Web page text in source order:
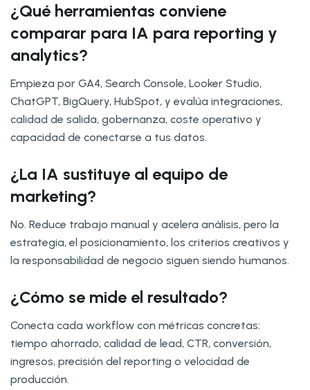
¿Qué herramientas conviene
comparar para IA para reporting y
analytics?
Empieza por GA4, Search Console, Looker Studio,
ChatGPT, BigQuery, HubSpot, y evalúa integraciones,
calidad de salida, gobernanza, coste operativo y
capacidad de conectarse a tus datos.
¿La IA sustituye al equipo de
marketing?
No. Reduce trabajo manual y acelera análisis, pero la
estrategia, el posicionamiento, los criterios creativos y
la responsabilidad de negocio siguen siendo humanos.
¿Cómo se mide el resultado?
Conecta cada workflow con métricas concretas:
tiempo ahorrado, calidad de lead, CTR, conversión,
ingresos, precisión del reporting o velocidad de
producción.